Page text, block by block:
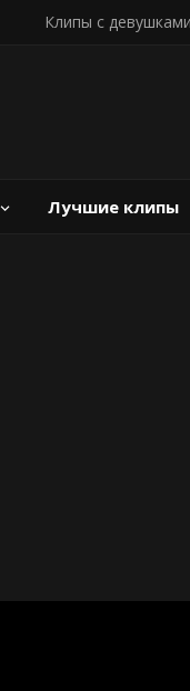
Клипы с девушками
Лучшие клипы